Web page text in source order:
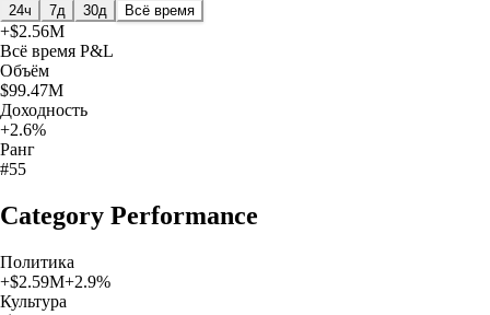
24ч 7д 30д Всё время
+$2.56M
Всё время P&L
Объём
$99.47M
Доходность
+2.6%
Ранг
#55
Category Performance
Политика
+$2.59M+2.9%
Культура